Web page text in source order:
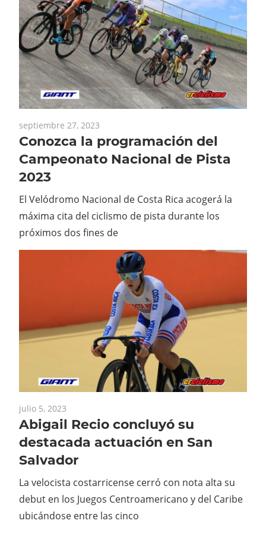
septiembre 27, 2023
Conozca la programación del
Campeonato Nacional de Pista
2023
El Velódromo Nacional de Costa Rica acogerá la
máxima cita del ciclismo de pista durante los
próximos dos fines de
julio 5, 2023
Abigail Recio concluyó su
destacada actuación en San
Salvador
La velocista costarricense cerró con nota alta su
debut en los Juegos Centroamericano y del Caribe
ubicándose entre las cinco